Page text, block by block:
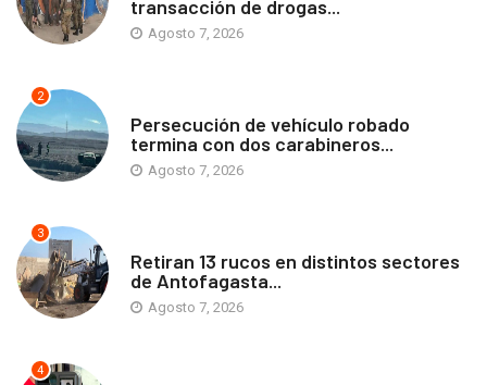
transacción de drogas...
Agosto 7, 2026
2
Persecución de vehículo robado
termina con dos carabineros...
Agosto 7, 2026
3
Retiran 13 rucos en distintos sectores
de Antofagasta...
Agosto 7, 2026
4